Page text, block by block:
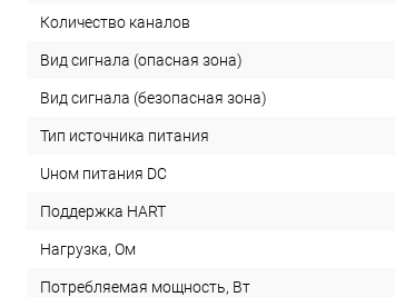
Количество каналов
Вид сигнала (опасная зона)
Вид сигнала (безопасная зона)
Тип источника питания
Uном питания DC
Поддержка HART
Нагрузка, Ом
Потребляемая мощность, Вт